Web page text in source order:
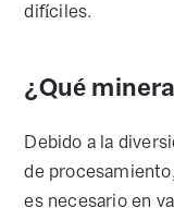
difíciles.
¿Qué
Debido a la
de
es necesario en